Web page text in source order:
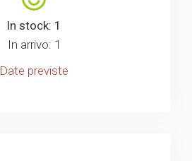
In stock: 1
In arrivo: 1
Date previste